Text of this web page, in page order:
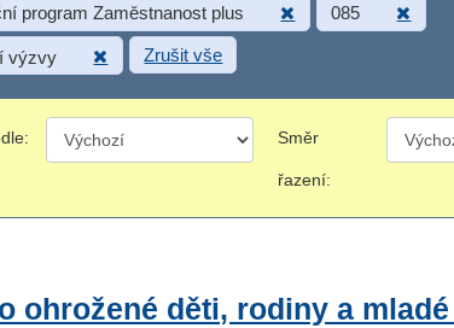
program Zaměstnanost plus 085
výzvy Zrušit vše
Směr
řazení:
ohrožené děti, rodiny a